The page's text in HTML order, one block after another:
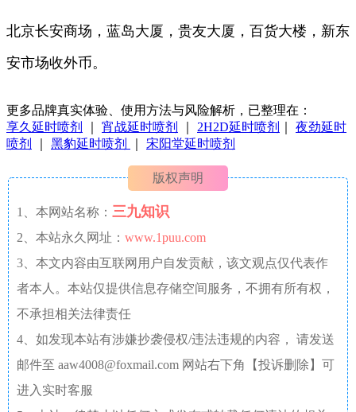
北京长安商场，蓝岛大厦，贵友大厦，百货大楼，新东
安市场收外币。
更多品牌真实体验、使用方法与风险解析，已整理在：
享久延时喷剂
宵战延时喷剂 2H2D延时喷剂
夜劲延时
喷剂
黑豹延时喷剂 宋阳堂延时喷剂
版权声明
1、本网站名称： 三九知识
2、本站永久网址： www.1puu.com
3、本文内容由互联网用户自发贡献，该文观点仅代表作
者本人。本站仅提供信息存储空间服务，不拥有所有权，
不承担相关法律责任
4、如发现本站有涉嫌抄袭侵权/违法违规的内容， 请发送
邮件至 aaw4008@foxmail.com 网站右下角【投诉删除】可
进入实时客服